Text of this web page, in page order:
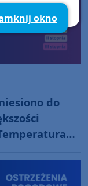
do
okno